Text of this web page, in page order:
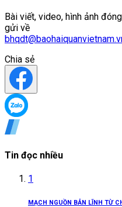
Bài viết, video, hình ảnh
gửi về
Chia sẻ
Tin đọc nhiều
1
MẠCH NGUỒN BẢN LĨNH TỪ